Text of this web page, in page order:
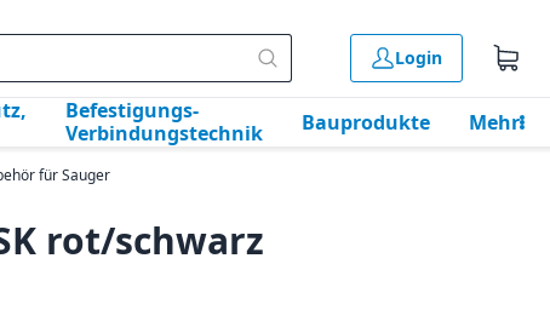
Login
Befestigungs-
Verbindungstechnik
Bauprodukte Mehr
für Sauger
rot/schwarz